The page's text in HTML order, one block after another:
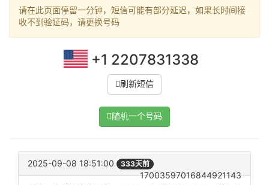
请在此页面停留一分钟，短信可能有部分延迟，如果长时间接
收不到验证码，请更换号码
+1 2207831338
刷新短信
随机一个号码
2025-09-08 18:51:00 333天前
17003597016844921143